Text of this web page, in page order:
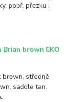
popř. přezku i
brown EKO
brown, středně
saddle tan,